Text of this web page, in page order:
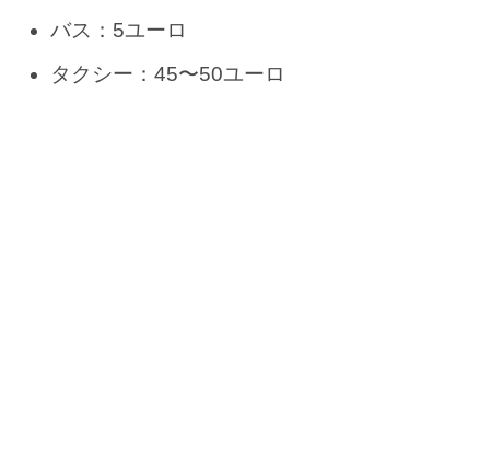
バス：5ユーロ
タクシー：45〜50ユーロ